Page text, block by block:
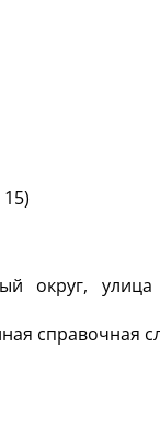
округ,
справочная